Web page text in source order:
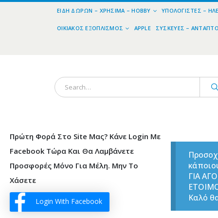
ΕΊΔΗ ΔΏΡΩΝ – ΧΡΉΣΙΜΑ – HOBBY ΥΠΟΛΟΓΙΣΤΈΣ –
ΟΙΚΙΑΚΌΣ ΕΞΟΠΛΙΣΜΌΣ APPLE ΣΥΣΚΕΥΈΣ –
ΓΙΑ
Καλό
Πρώτη Φορά Στο Site Μας? Κάνε Login Με
Facebook Τώρα Και Θα Λαμβάνετε
Προσφορές Μόνο Για Μέλη. Μην Το
Χάσετε
Login With Facebook